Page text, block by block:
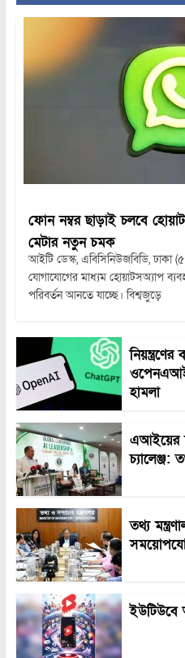
ফোন নম্বর ছাড়াই চলবে
মেটার নতুন চমক
আইটি ডেস্ক, এবিসিনিউজবিডি, ঢাকা
যোগাযোগের মাধ্যম হোয়াটসঅ্যাপ
পরিবর্তন আনতে যাচ্ছে। বিশ্বজুড়ে
হামলা
এআইয়ের
চ্যালেঞ্জ:
তথ্য
ইউটিউবে